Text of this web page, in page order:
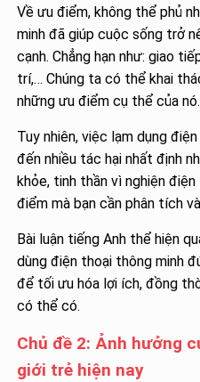
Về ưu điểm, không thể phủ
minh đã giúp cuộc sống trở
cạnh. Chẳng hạn như: giao
trí,… Chúng ta có thể khai
những ưu điểm cụ thể của nó.
Tuy nhiên, việc lạm dụng
đến nhiều tác hại nhất định
khỏe, tinh thần vì nghiện
điểm mà bạn cần phân tích
Bài luận tiếng Anh thể hiện
dùng điện thoại thông minh
để tối ưu hóa lợi ích, đồng
có thể có.
Chủ đề 2: Ảnh hưởng
giới trẻ hiện nay